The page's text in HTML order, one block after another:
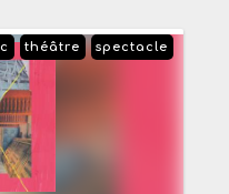
spectacle
théâtre